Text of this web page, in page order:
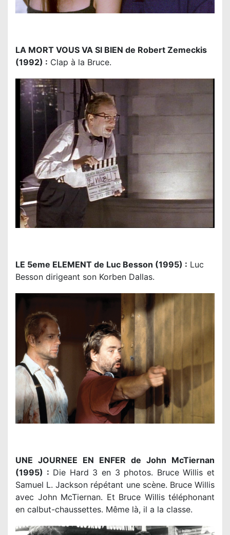
LA MORT VOUS VA SI BIEN de Robert Zemeckis
(1992) : Clap à la Bruce.
LE 5eme ELEMENT de Luc Besson (1995) : Luc
Besson dirigeant son Korben Dallas.
UNE JOURNEE EN ENFER de John McTiernan
(1995) : Die Hard 3 en 3 photos. Bruce Willis et
Samuel L. Jackson répétant une scène. Bruce Willis
avec John McTiernan. Et Bruce Willis téléphonant
en calbut-chaussettes. Même là, il a la classe.